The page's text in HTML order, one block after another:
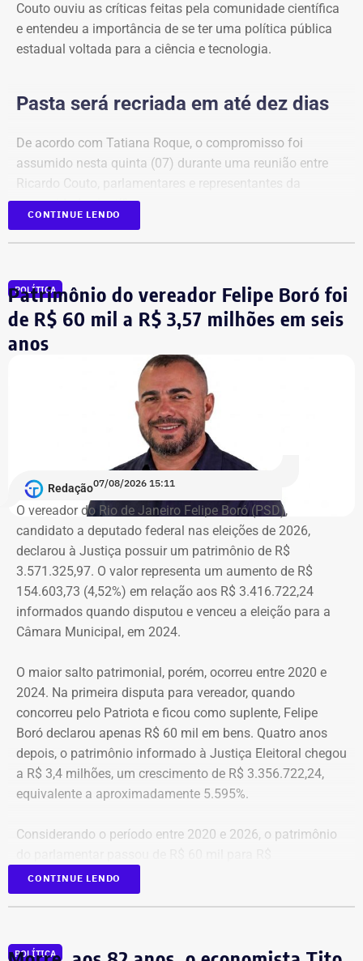
Couto ouviu as críticas feitas pela comunidade científica
e entendeu a importância de se ter uma política pública
estadual voltada para a ciência e tecnologia.
Pasta será recriada em até dez dias
De acordo com Tatiana Roque, o compromisso foi
assumido nesta quinta (07) durante uma reunião entre
Ricardo Couto, parlamentares e representantes da
comunidade científica.
Tatiana, que participou da reunião, afirmou que o governo
Além da recriação da pasta, também foi anunciada a
criação de um comitê formado por reitores de
universidades e integrantes da comunidade científica. O
grupo será responsável por estruturar o novo modelo da
secretaria e discutir suas atribuições.
“A nossa mobilização deu resultado. Fomos ouvidos e
recebemos o compromisso de que, em até dez dias, a
secretaria será recriada”, afirmou Tatiana Roque em
publicação nas redes sociais.
Críticas da comunidade científica
A recriação da secretaria ocorre após críticas de
pesquisadores, universidades e entidades ligadas ao
setor, que contestaram a decisão do governo de tirar a
estrutura própria da área durante a reorganização
“Ele [Ricardo Couto] ouviu as críticas da comunidade
cientifica, dos representantes que estavam aqui, e disse
que vai sim recriar a secretaria, instituir um comitê paras
estudar com deve ser estruturada a nova pasta”, explicou
Roque.
CONTINUE LENDO
POLÍTICA
Patrimônio do vereador Felipe Boró foi
de R$ 60 mil a R$ 3,57 milhões em seis
anos
Redação07/08/2026 15:11
O vereador do Rio de Janeiro Felipe Boró (PSD),
candidato a deputado federal nas eleições de 2026,
declarou à Justiça possuir um patrimônio de R$
3.571.325,97. O valor representa um aumento de R$
154.603,73 (4,52%) em relação aos R$ 3.416.722,24
informados quando disputou e venceu a eleição para a
Câmara Municipal, em 2024.
O maior salto patrimonial, porém, ocorreu entre 2020 e
2024. Na primeira disputa para vereador, quando
concorreu pelo Patriota e ficou como suplente, Felipe
Boró declarou apenas R$ 60 mil em bens. Quatro anos
depois, o patrimônio informado à Justiça Eleitoral chegou
a R$ 3,4 milhões, um crescimento de R$ 3.356.722,24,
equivalente a aproximadamente 5.595%.
Considerando o período entre 2020 e 2026, o patrimônio
3.571.325,97, alta de R$ 3.511.325,97, ou cerca de
5.852%.
Dois imóveis representam mais de
CONTINUE LENDO
POLÍTICA